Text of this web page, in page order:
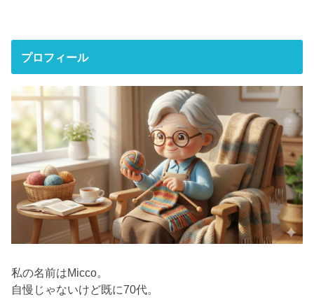
プロフィール
私の名前はMicco。
自慢じゃないけど既に70代。